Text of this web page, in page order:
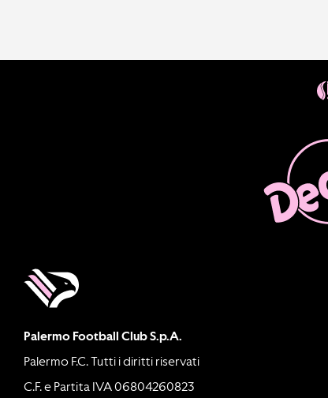
Palermo Football Club S.p.A.
Palermo F.C. Tutti i diritti riservati
C.F. e Partita IVA 06804260823